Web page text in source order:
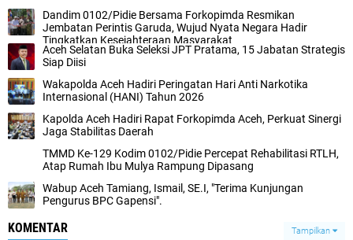
Dandim 0102/Pidie Bersama Forkopimda Resmikan
Jembatan Perintis Garuda, Wujud Nyata Negara Hadir
Tingkatkan Kesejahteraan Masyarakat
Aceh Selatan Buka Seleksi JPT Pratama, 15 Jabatan Strategis
Siap Diisi
Wakapolda Aceh Hadiri Peringatan Hari Anti Narkotika
Internasional (HANI) Tahun 2026
Kapolda Aceh Hadiri Rapat Forkopimda Aceh, Perkuat Sinergi
Jaga Stabilitas Daerah
TMMD Ke-129 Kodim 0102/Pidie Percepat Rehabilitasi RTLH,
Atap Rumah Ibu Mulya Rampung Dipasang
Wabup Aceh Tamiang, Ismail, SE.I, "Terima Kunjungan
Pengurus BPC Gapensi".
KOMENTAR Tampilkan